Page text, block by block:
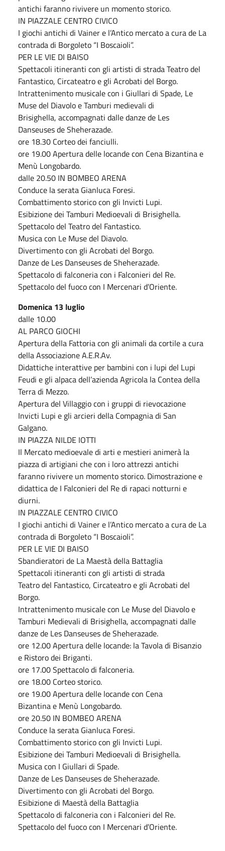
antichi faranno rivivere un momento storico.
IN PIAZZALE CENTRO CIVICO
I giochi antichi di Vainer e l’Antico mercato a cura de La
contrada di Borgoleto “I Boscaioli”.
PER LE VIE DI BAISO
Spettacoli itineranti con gli artisti di strada Teatro del
Fantastico, Circateatro e gli Acrobati del Borgo.
Intrattenimento musicale con i Giullari di Spade, Le
Muse del Diavolo e Tamburi medievali di
Brisighella, accompagnati dalle danze de Les
Danseuses de Sheherazade.
ore 18.30 Corteo dei fanciulli.
ore 19.00 Apertura delle locande con Cena Bizantina e
Menù Longobardo.
dalle 20.50 IN BOMBEO ARENA
Conduce la serata Gianluca Foresi.
Combattimento storico con gli Invicti Lupi.
Esibizione dei Tamburi Medioevali di Brisighella.
Spettacolo del Teatro del Fantastico.
Musica con Le Muse del Diavolo.
Divertimento con gli Acrobati del Borgo.
Danze de Les Danseuses de Sheherazade.
Spettacolo di falconeria con i Falconieri del Re.
Spettacolo del fuoco con I Mercenari d’Oriente.
Domenica 13 luglio
dalle 10.00
AL PARCO GIOCHI
Apertura della Fattoria con gli animali da cortile a cura
della Associazione A.E.R.Av.
Didattiche interattive per bambini con i lupi del Lupi
Feudi e gli alpaca dell’azienda Agricola la Contea della
Terra di Mezzo.
Apertura del Villaggio con i gruppi di rievocazione
Invicti Lupi e gli arcieri della Compagnia di San
Galgano.
IN PIAZZA NILDE IOTTI
Il Mercato medioevale di arti e mestieri animerà la
piazza di artigiani che con i loro attrezzi antichi
faranno rivivere un momento storico. Dimostrazione e
didattica de I Falconieri del Re di rapaci notturni e
diurni.
IN PIAZZALE CENTRO CIVICO
I giochi antichi di Vainer e l’Antico mercato a cura de La
contrada di Borgoleto “I Boscaioli”.
PER LE VIE DI BAISO
Sbandieratori de La Maestà della Battaglia
Spettacoli itineranti con gli artisti di strada
Teatro del Fantastico, Circateatro e gli Acrobati del
Borgo.
Intrattenimento musicale con Le Muse del Diavolo e
Tamburi Medievali di Brisighella, accompagnati dalle
danze de Les Danseuses de Sheherazade.
ore 12.00 Apertura delle locande: la Tavola di Bisanzio
e Ristoro dei Briganti.
ore 17.00 Spettacolo di falconeria.
ore 18.00 Corteo storico.
ore 19.00 Apertura delle locande con Cena
Bizantina e Menù Longobardo.
ore 20.50 IN BOMBEO ARENA
Conduce la serata Gianluca Foresi.
Combattimento storico con gli Invicti Lupi.
Esibizione dei Tamburi Medioevali di Brisighella.
Musica con I Giullari di Spade.
Danze de Les Danseuses de Sheherazade.
Divertimento con gli Acrobati del Borgo.
Esibizione di Maestà della Battaglia
Spettacolo di falconeria con i Falconieri del Re.
Spettacolo del fuoco con I Mercenari d’Oriente.